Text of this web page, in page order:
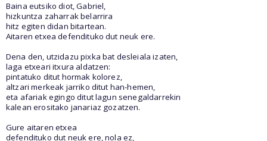
Baina eutsiko diot, Gabriel,
hizkuntza zaharrak belarrira
hitz egiten didan bitartean.
Aitaren etxea defendituko dut neuk ere.
Dena den, utzidazu pixka bat desleiala izaten,
laga etxeari itxura aldatzen:
pintatuko ditut hormak kolorez,
altzari merkeak jarriko ditut han-hemen,
eta afariak egingo ditut lagun senegaldarrekin
kalean erositako janariaz gozatzen.
Gure aitaren etxea
defendituko dut neuk ere, nola ez,